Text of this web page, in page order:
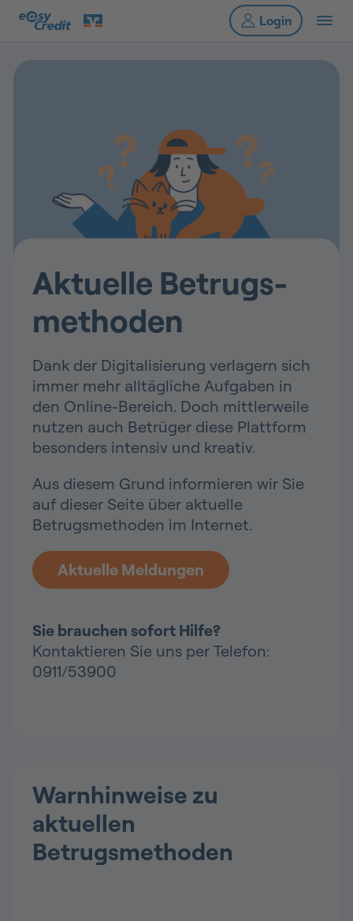
Aktuelle Betrugs­
methoden
Dank der Digitalisierung verlagern sich
immer mehr alltägliche Aufgaben in
den Online-Bereich. Doch mittlerweile
nutzen auch Betrüger diese Plattform
besonders intensiv und kreativ.
Aus diesem Grund informieren wir Sie
auf dieser Seite über aktuelle
Betrugsmethoden im Internet.
Aktuelle Meldungen
Sie brauchen sofort Hilfe?
Kontaktieren Sie uns per Telefon:
0911/53900
Warnhinweise zu
aktuellen
Betrugsmethoden